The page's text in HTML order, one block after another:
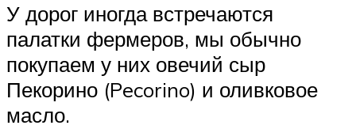
У дорог иногда встречаются
палатки фермеров, мы обычно
покупаем у них овечий сыр
Пекорино (Pecorino) и оливковое
масло.